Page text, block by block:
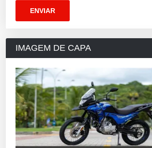
IMAGEM DE CAPA